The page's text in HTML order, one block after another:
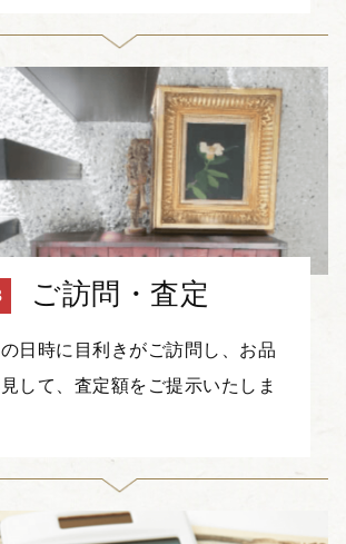
ご訪問・査定
日時に目利きがご訪問し、お品
して、査定額をご提示いたしま